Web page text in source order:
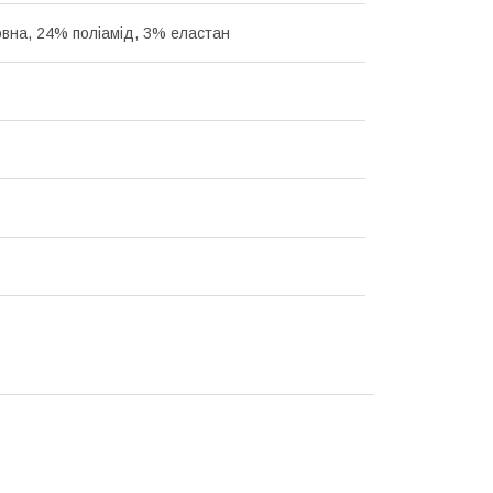
24% поліамід, 3% еластан